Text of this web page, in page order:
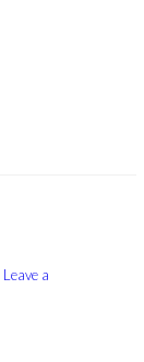
Leave a